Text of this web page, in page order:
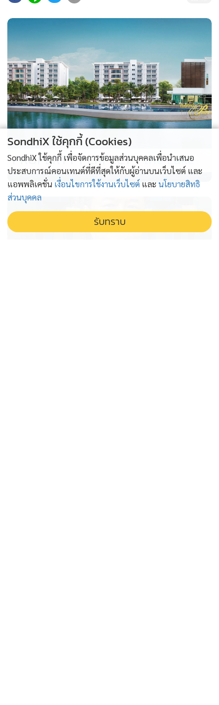
PROPERTY PERFECT -the Lake
SondhiX ใช้คุกกี้ (Cookies)
SondhiX ใช้คุกกี้ เพื่อจัดการข้อมูลส่วนบุคคลเพื่อนำเสนอ
ประสบการณ์คอนเทนต์ที่ดีที่สุดให้กับผู้อ่านบนเว็บไซต์ และ
แอพพลิเคชั่น เงื่อนไขการใช้งานเว็บไซต์ และ นโยบายสิทธิ
ส่วนบุคคล
รับทราบ